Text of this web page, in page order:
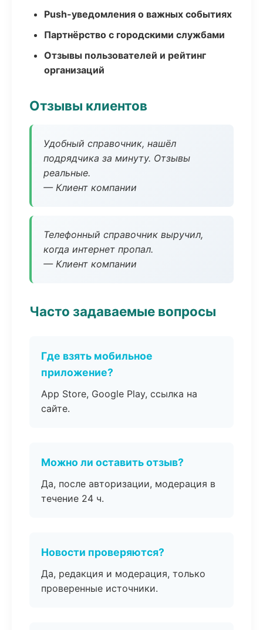
Push-уведомления о важных событиях
Партнёрство с городскими службами
Отзывы пользователей и рейтинг
организаций
Отзывы клиентов
Удобный справочник, нашёл
подрядчика за минуту. Отзывы
реальные.
— Клиент компании
Телефонный справочник выручил,
когда интернет пропал.
— Клиент компании
Часто задаваемые вопросы
Где взять мобильное
приложение?
App Store, Google Play, ссылка на
сайте.
Можно ли оставить отзыв?
Да, после авторизации, модерация в
течение 24 ч.
Новости проверяются?
Да, редакция и модерация, только
проверенные источники.